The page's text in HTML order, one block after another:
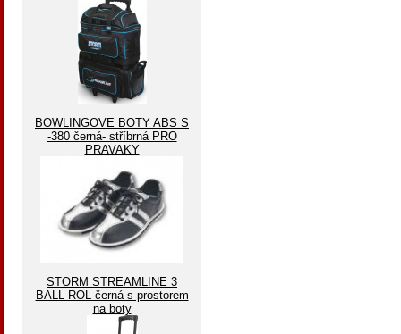
BOWLINGOVE BOTY ABS S
-380 černá- stříbrná PRO
PRAVAKY
STORM STREAMLINE 3
BALL ROL černá s prostorem
na boty